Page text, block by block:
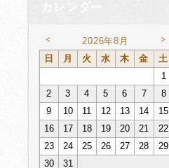
カレンダー
< 2026年8月 >
日 月 火 水 木 金
土
1
2
3 4 5 6 7
8
9
10 11 12 13 14
15
16
17 18 19 20 21
22
23
24 25 26 27 28
29
30
31